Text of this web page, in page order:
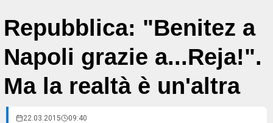
Repubblica: "Benitez a
Napoli grazie a...Reja!".
Ma la realtà è un'altra
22.03.2015 09:40